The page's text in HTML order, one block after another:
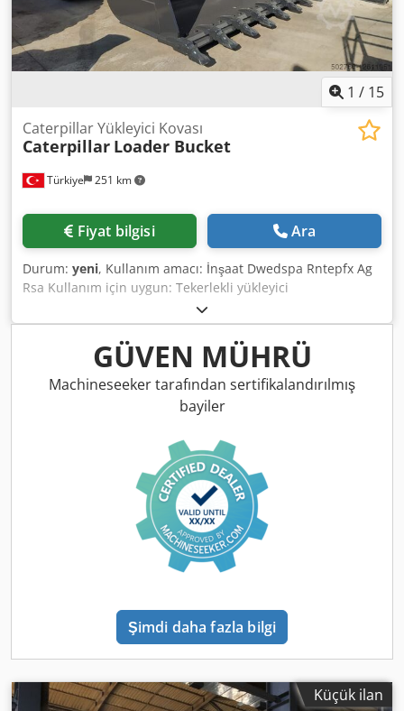
1 / 15
Türkiye 251 km
Caterpillar Yükleyici Kovası
Caterpillar Loader Bucket
Fiyat bilgisi Ara
Durum: yeni, Kullanım amacı: İnşaat Dwedspa Rntepfx Ag
Rsa Kullanım için uygun: Tekerlekli yükleyici
GÜVEN MÜHRÜ
Machineseeker tarafından sertifikalandırılmış
bayiler
Şimdi daha fazla bilgi
Küçük ilan